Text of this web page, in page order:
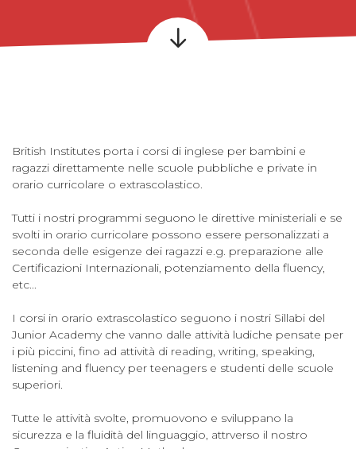
British Institutes porta i corsi di inglese per bambini e
ragazzi direttamente nelle scuole pubbliche e private in
orario curricolare o extrascolastico.
Tutti i nostri programmi seguono le direttive ministeriali e se
svolti in orario curricolare possono essere personalizzati a
seconda delle esigenze dei ragazzi e.g. preparazione alle
Certificazioni Internazionali, potenziamento della fluency,
etc...
I corsi in orario extrascolastico seguono i nostri Sillabi del
Junior Academy che vanno dalle attività ludiche pensate per
i più piccini, fino ad attività di reading, writing, speaking,
listening and fluency per teenagers e studenti delle scuole
superiori.
Tutte le attività svolte, promuovono e sviluppano la
sicurezza e la fluidità del linguaggio, attrverso il nostro